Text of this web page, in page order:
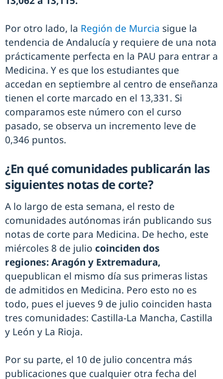
Por otro lado, la Región de Murcia sigue la
tendencia de Andalucía y requiere de una nota
prácticamente perfecta en la PAU para entrar a
Medicina. Y es que los estudiantes que
accedan en septiembre al centro de enseñanza
tienen el corte marcado en el 13,331. Si
comparamos este número con el curso
pasado, se observa un incremento leve de
0,346 puntos.
¿En qué comunidades publicarán las
siguientes notas de corte?
A lo largo de esta semana, el resto de
comunidades autónomas irán publicando sus
notas de corte para Medicina. De hecho, este
miércoles 8 de julio coinciden dos
regiones: Aragón y Extremadura,
quepublican el mismo día sus primeras listas
de admitidos en Medicina. Pero esto no es
todo, pues el jueves 9 de julio coinciden hasta
tres comunidades: Castilla-La Mancha, Castilla
y León y La Rioja.
Por su parte, el 10 de julio concentra más
publicaciones que cualquier otra fecha del